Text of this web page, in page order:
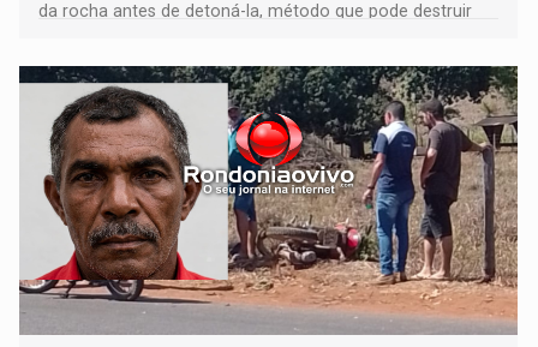
da rocha antes de detoná-la, método que pode destruir